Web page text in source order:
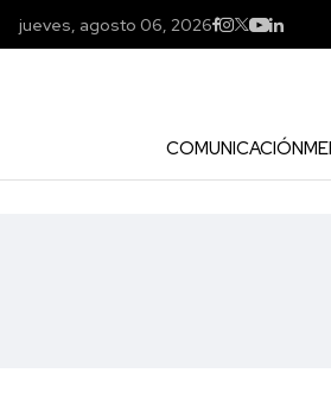
jueves, agosto 06, 2026
COMUNICACIÓN